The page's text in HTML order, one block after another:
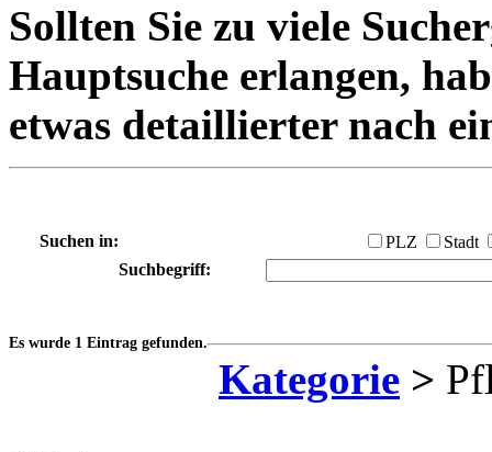
Sollten Sie zu viele
Hauptsuche erlangen,
etwas detaillierter nach
Suchen in: PLZ
Stadt
Suchbegriff:
Es wurde 1 Eintrag gefunden.
Kategorie >